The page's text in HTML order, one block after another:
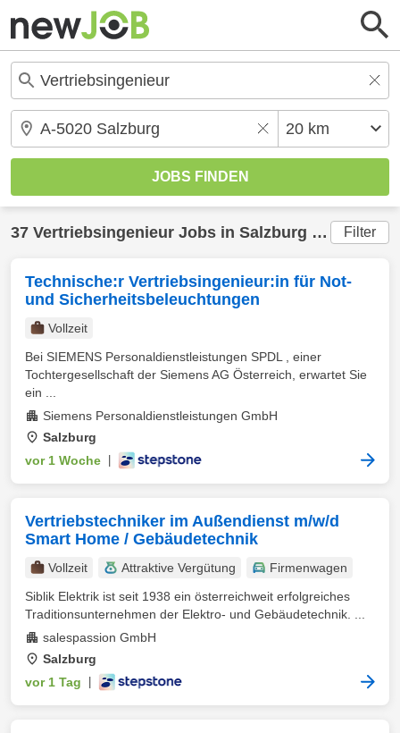
37 Vertriebsingenieur Jobs in Salzburg Filter
Technische:r Vertriebsingenieur:in für Not-
und Sicherheitsbeleuchtungen
Vollzeit
Bei SIEMENS Personaldienstleistungen SPDL , einer
Tochtergesellschaft der Siemens AG Österreich, erwartet Sie
ein ...
Siemens Personaldienstleistungen GmbH
Salzburg
vor 1 Woche
Vertriebstechniker im Außendienst m/w/d
Smart Home / Gebäudetechnik
Vollzeit Attraktive Vergütung
Firmenwagen
Siblik Elektrik ist seit 1938 ein österreichweit erfolgreiches
Traditionsunternehmen der Elektro- und Gebäudetechnik. ...
salespassion GmbH
Salzburg
vor 1 Tag